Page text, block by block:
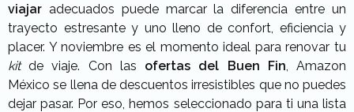
viajar adecuados puede marcar la diferencia entre un
trayecto estresante y uno lleno de confort, eficiencia y
placer. Y noviembre es el momento ideal para renovar tu
kitde viaje. Con las ofertas del Buen Fin , Amazon
México se llena de descuentos irresistibles que no puedes
dejar pasar. Por eso, hemos seleccionado para ti una lista